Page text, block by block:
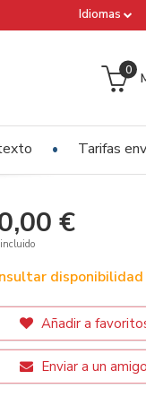
Idiomas
0
Tarifas
€
disponibilidad
Añadir a
Enviar a un amigo